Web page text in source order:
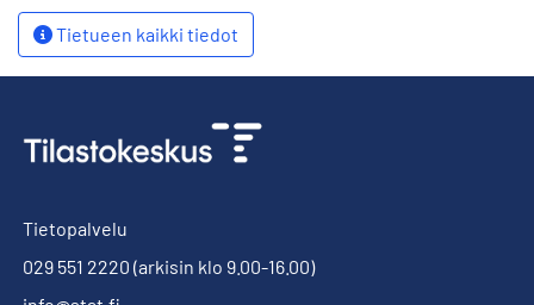
Tietueen kaikki tiedot
Tietopalvelu
029 551 2220 (arkisin klo 9.00-16.00)